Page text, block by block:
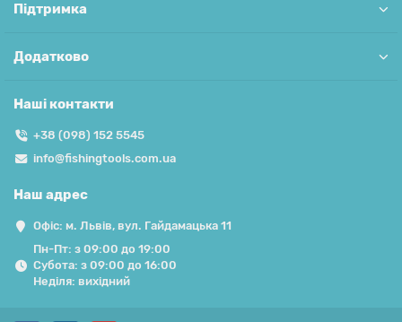
Підтримка
Додатково
Наші контакти
+38 (098) 152 5545
info@fishingtools.com.ua
Наш адрес
Офіс: м. Львів, вул. Гайдамацька 11
Пн-Пт: з 09:00 до 19:00
Субота: з 09:00 до 16:00
Неділя: вихідний